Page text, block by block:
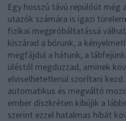
Egy hosszú távú repülőút még
utazók számára is igazi
fizikai megpróbáltatássá
kiszárad a bőrünk, a
megfájdul a hátunk, a
üléstől megduzzad, aminek
elviselhetetlenül szorítani
automatikus és megváltó
ember diszkréten kibújik a
szerint ezzel hatalmas hibát